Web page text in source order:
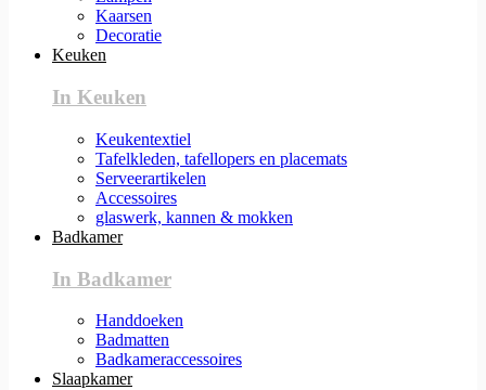
Kaarsen
Decoratie
Keuken
In Keuken
Keukentextiel
Tafelkleden, tafellopers en placemats
Serveerartikelen
Accessoires
glaswerk, kannen & mokken
Badkamer
In Badkamer
Handdoeken
Badmatten
Badkameraccessoires
Slaapkamer